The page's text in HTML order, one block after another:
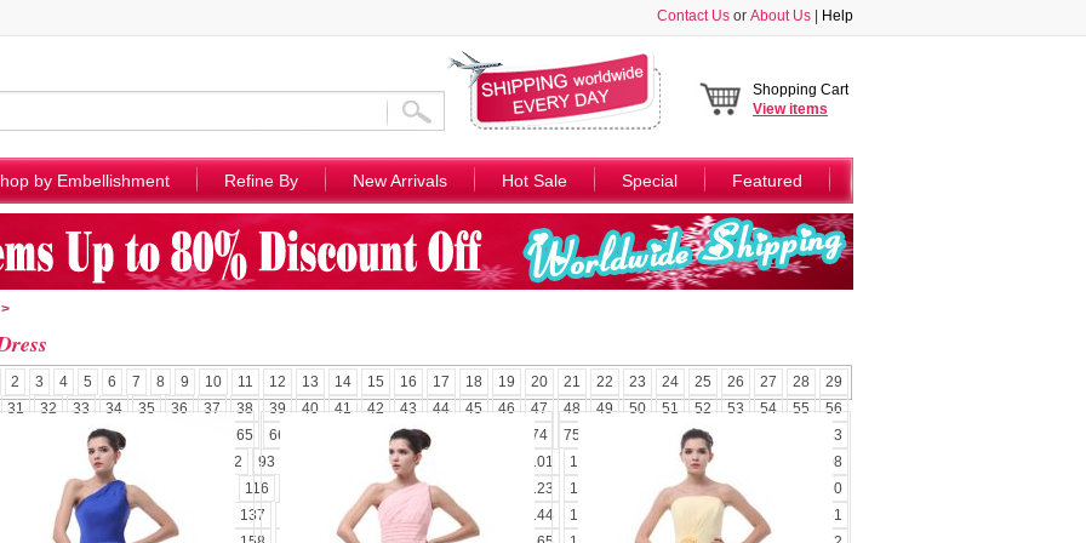
Contact Us or About Us Help
Shopping Cart
Viewitems
by Embellishment Refine By New Arrivals Hot Sale Special Featured
2 3 4 5 6 7 8 9 10 11 12 13 14 15 16 17 18 19 20 21 22 23 24 25 26 27 28
29
31
32 33 34 35 36 37 38 39 40 41 42 43 44 45 46 47 48 49 50 51 52 53 54 55
56
60 61 65 66 70 74 75 79
83
88 92 93 97 98 101 102 105
108
111 112 113 116 119 120 121 123 124 126 127 128
130
132 133 134 135 137 139 140 141 142 144 145 147 148 149
151